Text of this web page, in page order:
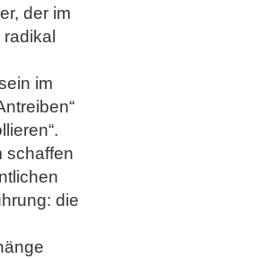
der im
im
schaffen
die